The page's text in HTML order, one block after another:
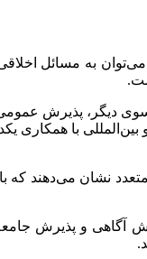
به مسائل
سوی دیگر، پذیرش
با همکاری
می‌دهند که با
آگاهی و پذیرش